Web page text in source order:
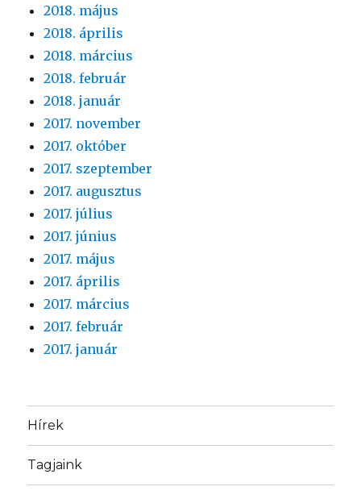
2018. május
2018. április
2018. március
2018. február
2018. január
2017. november
2017. október
2017. szeptember
2017. augusztus
2017. július
2017. június
2017. május
2017. április
2017. március
2017. február
2017. január
Hírek
Tagjaink